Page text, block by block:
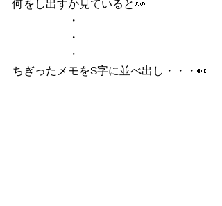
何をし出すか見ていると👀
・
・
・
ちぎったメモをS字に並べ出し・・・👀